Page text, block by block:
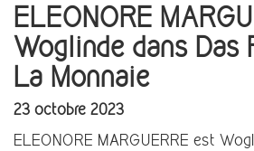
ELEONORE
Woglinde dans Das
La Monnaie
23 octobre 2023
ELEONORE MARGUERRE est